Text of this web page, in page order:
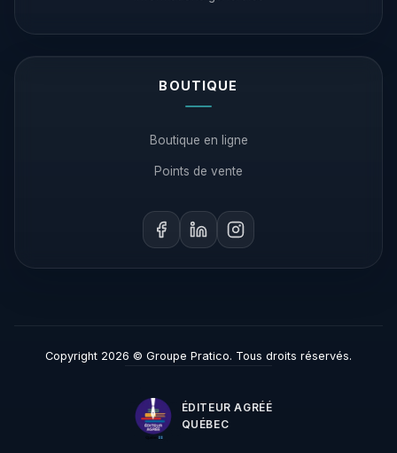
BOUTIQUE
Boutique en ligne
Points de vente
Copyright 2026 © Groupe Pratico. Tous droits réservés.
ÉDITEUR AGRÉÉ
QUÉBEC